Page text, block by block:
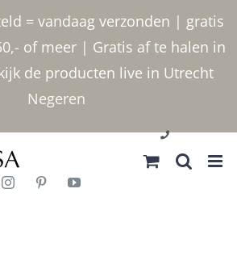
= vandaag verzonden | gratis
of meer | Gratis af te halen in
de producten live in Utrecht
Negeren
030 2400000